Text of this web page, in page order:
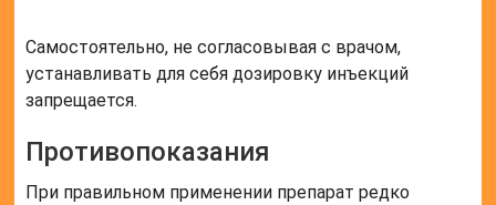
Самостоятельно, не согласовывая с врачом,
устанавливать для себя дозировку инъекций
запрещается.
Противопоказания
При правильном применении препарат редко